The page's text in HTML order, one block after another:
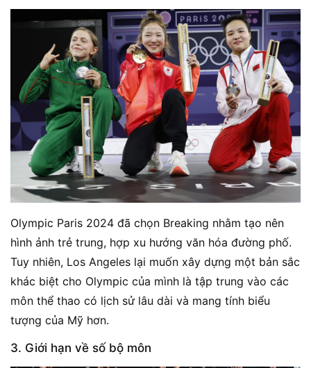
Olympic Paris 2024 đã chọn Breaking nhằm tạo nên
hình ảnh trẻ trung, hợp xu hướng văn hóa đường phố.
Tuy nhiên, Los Angeles lại muốn xây dựng một bản sắc
khác biệt cho Olympic của mình là tập trung vào các
môn thể thao có lịch sử lâu dài và mang tính biểu
tượng của Mỹ hơn.
3. Giới hạn về số bộ môn